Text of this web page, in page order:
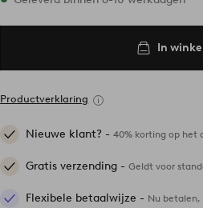
In
Productverklaring
Nieuwe klant? -40% korting op het
Gratis verzending -Geldt voor
Flexibele betaalwijze - Nu